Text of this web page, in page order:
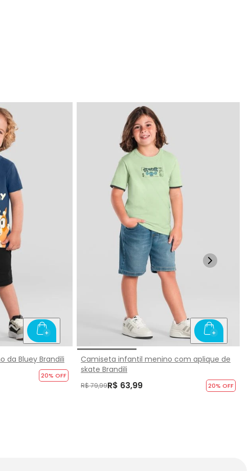
da Bluey Brandili
20% OFF
Camiseta infantil menino com aplique de
skate Brandili
R$ 79,99R$ 63,99 20% OFF